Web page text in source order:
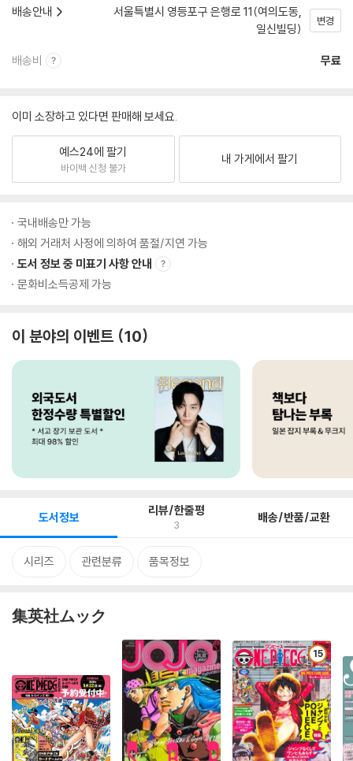
배송안내
서울특별시 영등포구 은행로 11(여의도동,
일신빌딩)
변경
배송비 무료
이미 소장하고 있다면 판매해 보세요.
예스24에 팔기
바이백 신청 불가
내 가게에서 팔기
국내배송만 가능
해외 거래처 사정에 의하여 품절/지연 가능
도서 정보 중 미표기 사항 안내
문화비소득공제 가능
이 분야의 이벤트 10
도서정보 리뷰/한줄평
3 배송/반품/교환
시리즈 관련분류 품목정보
集英社ムック
15